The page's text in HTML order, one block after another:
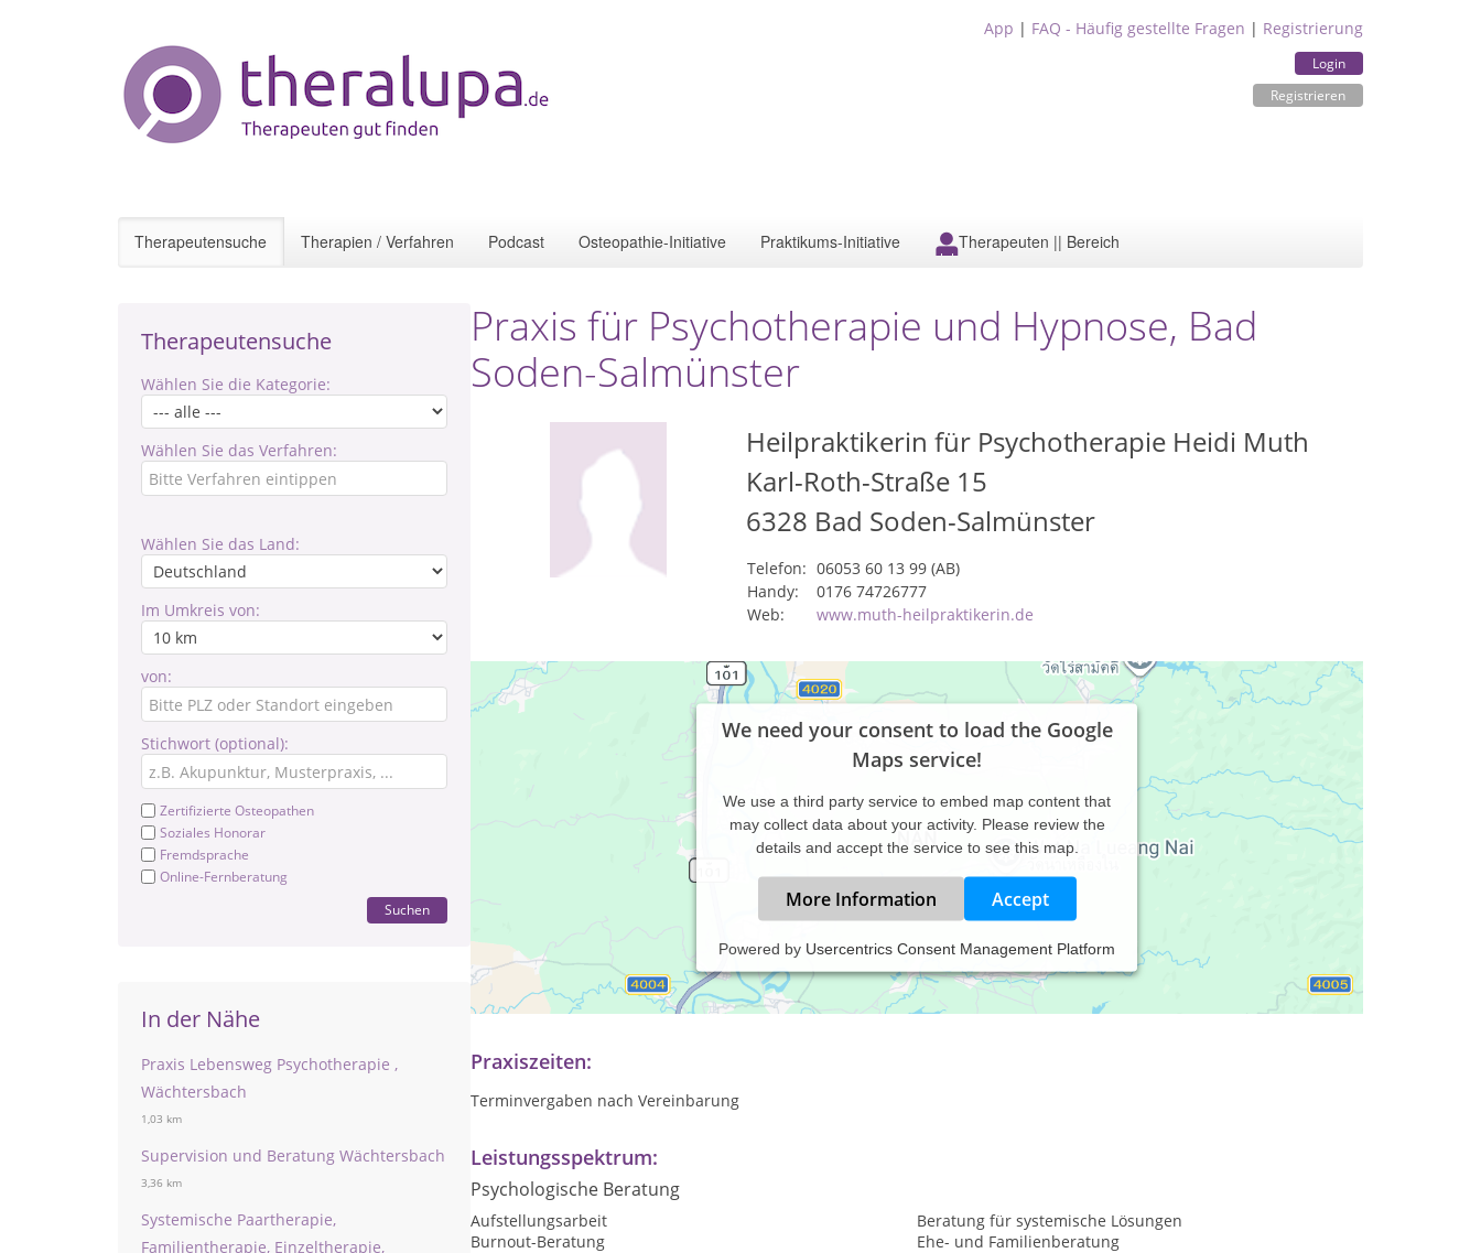
App | FAQ - Häufig gestellte Fragen | Registrierung
Login
Registrieren
Therapeutensuche Therapien / Verfahren Podcast Osteopathie-Initiative Praktikums-Initiative Therapeuten || Bereich
Therapeutensuche
Wählen Sie die Kategorie:
Wählen Sie das Verfahren:
Wählen Sie das Land:
Im Umkreis von:
von:
Stichwort (optional):
Zertifizierte Osteopathen
Soziales Honorar
Fremdsprache
Online-Fernberatung
Suchen
In der Nähe
Praxis Lebensweg Psychotherapie ,
Wächtersbach
1,03 km
Supervision und Beratung Wächtersbach
3,36 km
Systemische Paartherapie,
Familientherapie, Einzeltherapie,
Praxis für Psychotherapie und Hypnose, Bad
Soden-Salmünster
Heilpraktikerin für Psychotherapie Heidi Muth
Karl-Roth-Straße 15
6328 Bad Soden-Salmünster
Telefon: 06053 60 13 99 (AB)
Handy:
0176 74726777
Web:
www.muth-heilpraktikerin.de
We need your consent to load the Google
Maps service!
We use a third party service to embed map content that
may collect data about your activity. Please review the
details and accept the service to see this map.
More Information Accept
Powered by Usercentrics Consent Management Platform
Therapieangebote auf meiner Hompage
www.muth-heilpraktikerin.de
Praxiszeiten:
Terminvergaben nach Vereinbarung
Leistungsspektrum:
Psychologische Beratung
Aufstellungsarbeit
Beratung für systemische Lösungen
Burnout-Beratung
Ehe- und Familienberatung